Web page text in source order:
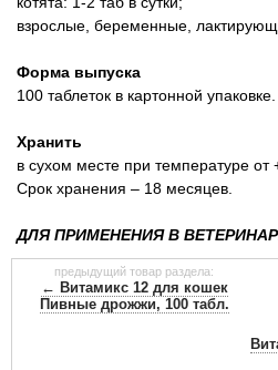
взрослые, беременные,
Форма выпуска
100 таблеток в картонной упаковке.
Хранить
в сухом месте при температуре от
Срок хранения – 18 месяцев.
ДЛЯ ПРИМЕНЕНИЯ В
предыдущий товар раздела:
← Витамикс 12 для кошек
Пивные дрожжи, 100 табл.